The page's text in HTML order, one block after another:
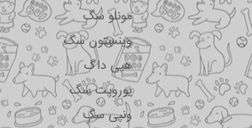
مونلو سگ
وینستون سگ
هپی داگ
یوروپت سگ
ونپی سگ